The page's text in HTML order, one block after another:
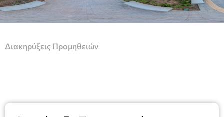
Διακηρύξεις Προμηθειών